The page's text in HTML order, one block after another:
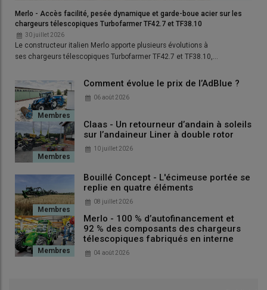
l’arrivée des animaux, et à la coupe des refus dans quelques
parcelles. Le premiergroupe de fauche triple, qui vient d’être
renouvelé en 2026 par un modèle identique (Disco 3200F Profil
à l’avant et Disco 9300 à l’arrière), est arrivé en 2019, en
remplacement d’un ensemble avant et arrière d’une largeur de
le Gaec vient de verser une soulte de 30 000 euros pour le
remplacer par un neuf. «Nous avions à l’époque profité de l’
PCAEqui nous imposait d’augmenter le débit de chantier, d’où
l’acquisition d’une combinaison triple. Nous avions en même
temps investi dans un andaineur à tapisRoc
RT 730 pour
récolter de l’herbe la plus propre possible et
bonne teneur en matières azotées.
Merlo - Accès facilité, pesée dynamique et garde-boue acier sur les
chargeurs télescopiques Turbofarmer TF42.7 et TF38.10
30 juillet 2026
Le constructeur italien Merlo apporte plusieurs évolutions à
ses chargeurs télescopiques Turbofarmer TF42.7 et TF38.10,…
Comment évolue le prix de l’AdBlue ?
06 août 2026
Claas - Un retourneur d’andain à soleils
sur l’andaineur Liner à double rotor
10 juillet 2026
Bouillé Concept - L'écimeuse portée se
replie en quatre éléments
08 juillet 2026
Merlo - 100 % d’autofinancement et
92 % des composants des chargeurs
télescopiques fabriqués en interne
04 août 2026